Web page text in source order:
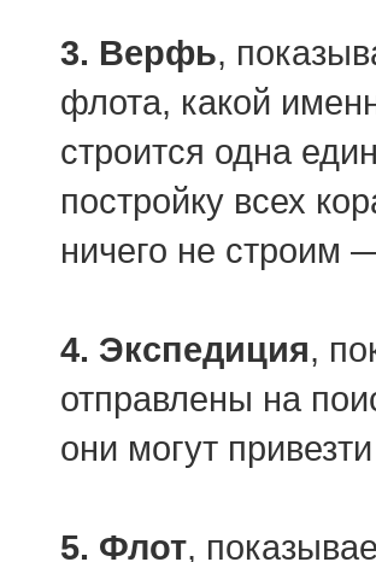
3. Верфь,
флота, какой
строится одна
постройку всех
ничего не строим
4. Экспедиция,
отправлены на
они могут
5. Флот,